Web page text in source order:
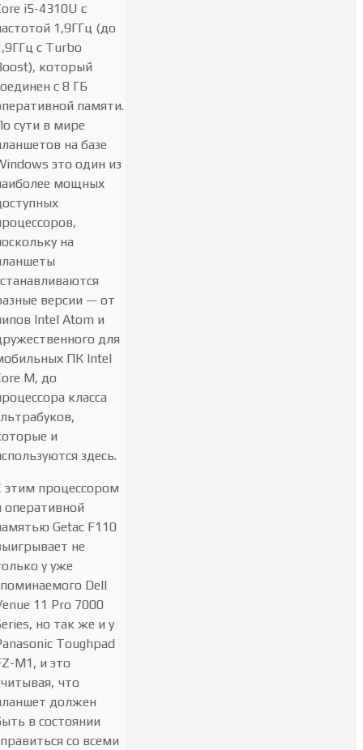
i5-4310U с
1,9ГГц (до
с Turbo
который
с 8 ГБ
памяти.
сути в мире
на базе
это один из
мощных
на
версии — от
Intel Atom и
для
ПК Intel
M, до
класса
и
здесь.
этим процессором
оперативной
Getac F110
не
у уже
Dell
11 Pro 7000
но так же и у
Toughpad
M1, и это
что
должен
в состоянии
со всеми